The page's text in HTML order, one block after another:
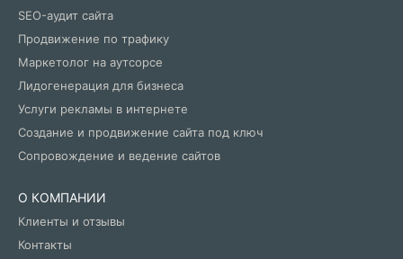
SEO-аудит сайта
Продвижение по трафику
Маркетолог на аутсорсе
Лидогенерация для бизнеса
Услуги рекламы в интернете
Создание и продвижение сайта под ключ
Сопровождение и ведение сайтов
О КОМПАНИИ
Клиенты и отзывы
Контакты